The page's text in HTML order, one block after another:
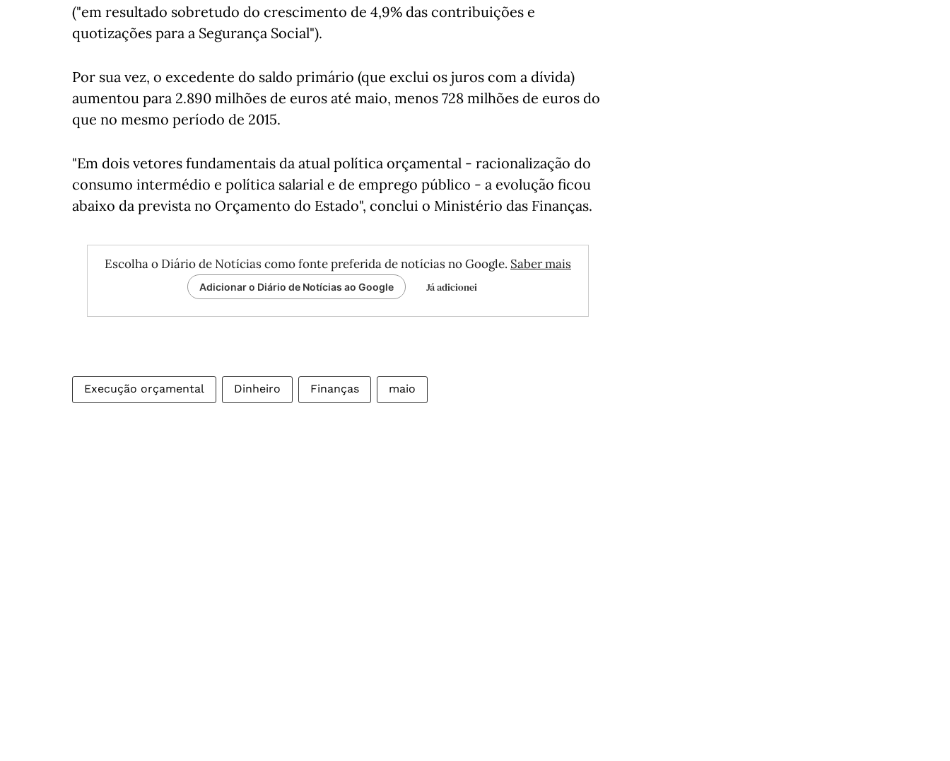
("em resultado sobretudo do crescimento de 4,9% das contribuições e
quotizações para a Segurança Social").
Por sua vez, o excedente do saldo primário (que exclui os juros com a dívida)
aumentou para 2.890 milhões de euros até maio, menos 728 milhões de euros do
que no mesmo período de 2015.
"Em dois vetores fundamentais da atual política orçamental - racionalização do
consumo intermédio e política salarial e de emprego público - a evolução ficou
abaixo da prevista no Orçamento do Estado", conclui o Ministério das Finanças.
Escolha o Diário de Notícias como fonte preferida de notícias no Google. Saber mais
Adicionar o Diário de Notícias ao Google Já adicionei
Execução orçamental Dinheiro Finanças maio